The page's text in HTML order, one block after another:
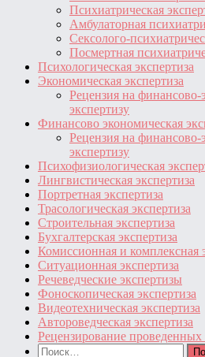
Психиатрическая
Амбулаторная
Сексолого-
Посмертная
Психологическая экспертиза
Экономическая экспертиза
Рецензия на
экспертизу
Финансово экономическая
Рецензия на
экспертизу
Психофизиологическая
Лингвистическая экспертиза
Портретная экспертиза
Трасологическая экспертиза
Строительная экспертиза
Бухгалтерская экспертиза
Комиссионная и комплексная
Ситуационная экспертиза
Речеведческие экспертизы
Фоноскопическая экспертиза
Видеотехническая экспертиза
Автороведческая экспертиза
Рецензирование проведенных
Найти: